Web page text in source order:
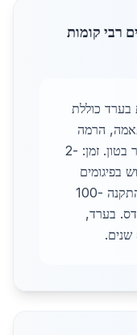
רבי קומות
בערד כוללת
הרמה
בעגורון או מנוף, קידוח וריתוך לקיר בטון. זמן: 2-
2026, שימוש בפיגומים
חכמים עם חיישני בטיחות. עלות התקנה 100-
בערד,